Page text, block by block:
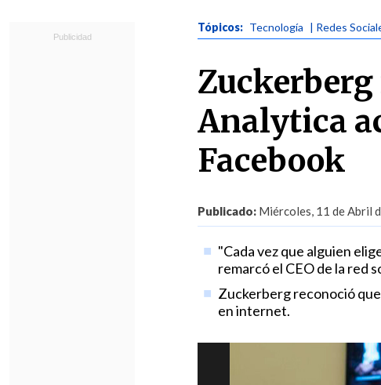
Tópicos: Tecnología | Redes
Analytica
Facebook
Publicado: Miércoles, 11 de Abril
"Cada vez que alguien
remarcó el CEO de la red
Zuckerberg reconoció
en internet.